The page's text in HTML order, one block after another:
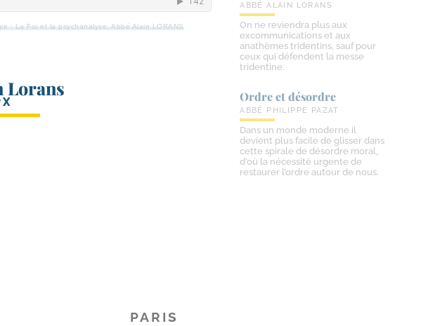
: La Foi et la psy­cha­na­lyse, Abbé Alain LORANS
Lorans
ABBÉ ALAIN LORANS
On ne reviendra plus aux
excommunications et aux
anathèmes tridentins, sauf pour
ceux qui défendent la messe
tridentine.
Ordre et désordre
ABBÉ PHILIPPE PAZAT
Dans un monde moderne il
devient plus facile de glisser dans
cette spirale de désordre moral,
d’où la nécessité urgente de
restaurer l’ordre autour de nous.
PARIS